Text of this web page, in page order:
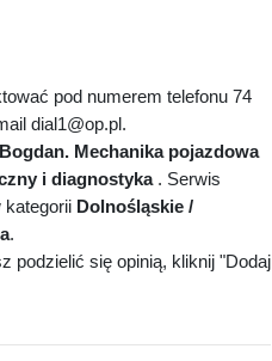
pod numerem telefonu 74
dial1@op.pl.
Mechanika pojazdowa
i diagnostyka. Serwis
kategorii Dolnośląskie /
.
podzielić się opinią, kliknij "Dodaj